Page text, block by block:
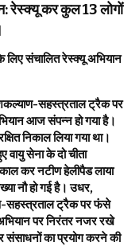
रेस्क्यू कर कुल 13 लोगों
संचालित रेस्क्यू अभियान
सहस्त्रताल ट्रैक पर
आज संपन्न हो गया है।
निकाल लिया गया था।
सेना के दो चीता
कर नटीण हेलीपैड लाया
नौ हो गई है। उधर,
सहस्त्रताल ट्रैक पर फंसे
पर निरंतर नजर रखे
संसाधनों का प्रयोग करने की